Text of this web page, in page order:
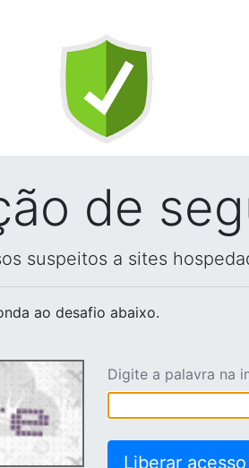
de
suspeitos a sites
ao desafio abaixo.
Digite a palavra na